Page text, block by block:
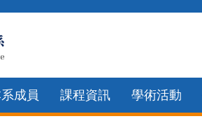
成員 課程資訊 學術活動